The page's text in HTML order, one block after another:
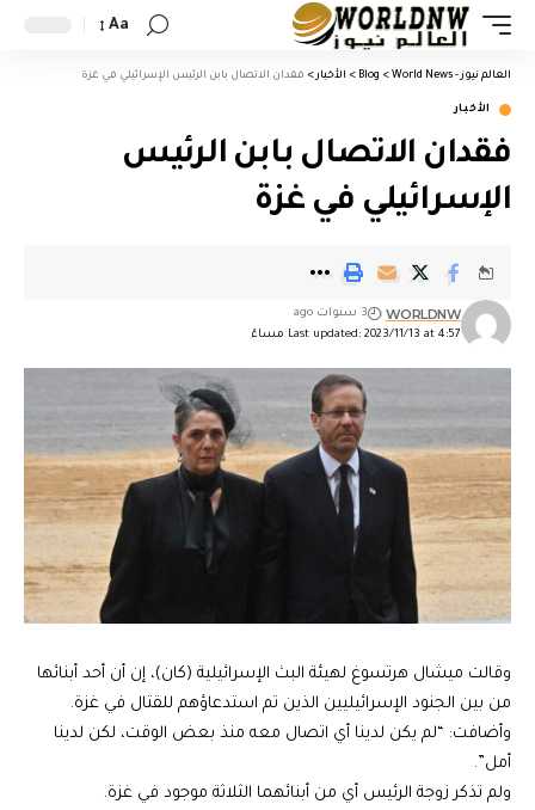
Aa
العالم نيوز - World News >
Blog
> الأخبار > فقدان الاتصال بابن الرئيس الإسرائيلي في غزة
الأخبار
فقدان الاتصال بابن الرئيس
الإسرائيلي في غزة
Last updated: 2023/11/13 at 4:57 مساءً
WORLDNW 3 سنوات ago
وقالت ميشال هرتسوغ لهيئة البث الإسرائيلية (كان)، إن أن أحد أبنائها
من بين الجنود الإسرائيليين الذين تم استدعاؤهم للقتال في غزة.
وأضافت: “لم يكن لدينا أي اتصال معه منذ بعض الوقت، لكن لدينا
أمل”.
ولم تذكر زوجة الرئيس أي من أبنائهما الثلاثة موجود في غزة.